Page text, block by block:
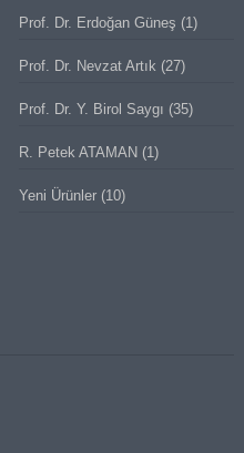
Prof. Dr. Erdoğan Güneş (1)
Prof. Dr. Nevzat Artık (27)
Prof. Dr. Y. Birol Saygı (35)
R. Petek ATAMAN (1)
Yeni Ürünler (10)